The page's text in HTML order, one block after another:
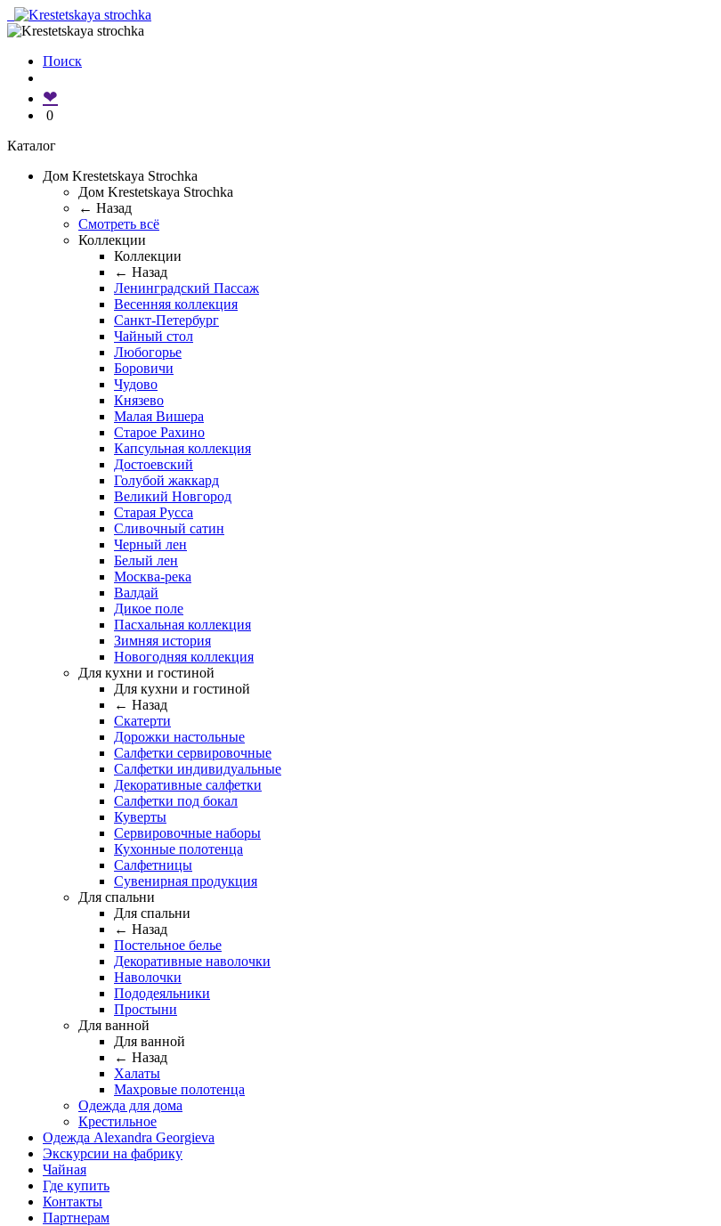
Поиск
❤
0
Каталог
Дом Krestetskaya Strochka
Дом Krestetskaya Strochka
← Назад
Смотреть всё
Коллекции
Коллекции
← Назад
Ленинградский Пассаж
Весенняя коллекция
Санкт-Петербург
Чайный стол
Любогорье
Боровичи
Чудово
Князево
Малая Вишера
Старое Рахино
Капсульная коллекция
Достоевский
Голубой жаккард
Великий Новгород
Старая Русса
Сливочный сатин
Черный лен
Белый лен
Москва-река
Валдай
Дикое поле
Пасхальная коллекция
Зимняя история
Новогодняя коллекция
Для кухни и гостиной
Для кухни и гостиной
← Назад
Скатерти
Дорожки настольные
Салфетки сервировочные
Салфетки индивидуальные
Декоративные салфетки
Салфетки под бокал
Куверты
Сервировочные наборы
Кухонные полотенца
Салфетницы
Сувенирная продукция
Для спальни
Для спальни
← Назад
Постельное белье
Декоративные наволочки
Наволочки
Пододеяльники
Простыни
Для ванной
Для ванной
← Назад
Халаты
Махровые полотенца
Одежда для дома
Крестильное
Одежда Alexandra Georgieva
Экскурсии на фабрику
Чайная
Где купить
Контакты
Партнерам